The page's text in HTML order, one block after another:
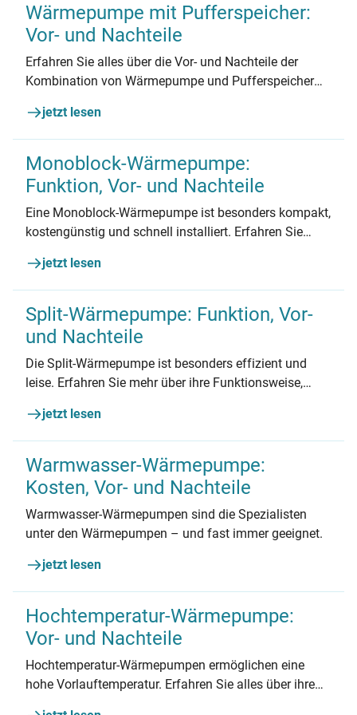
Wärmepumpe mit Pufferspeicher:
Vor- und Nachteile
Erfahren Sie alles über die Vor- und Nachteile der
Kombination von Wärmepumpe und Pufferspeicher
Gebäude ist.
jetzt lesen
Monoblock-Wärmepumpe:
Funktion, Vor- und Nachteile
Eine Monoblock-Wärmepumpe ist besonders kompakt,
kostengünstig und schnell installiert. Erfahren Sie
Nachteile im Vergleich zur Split-Bauweise.
jetzt lesen
Split-Wärmepumpe: Funktion, Vor-
und Nachteile
Die Split-Wärmepumpe ist besonders effizient und
leise. Erfahren Sie mehr über ihre Funktionsweise,
herkömmlichen Monoblock-Bauweise.
jetzt lesen
Warmwasser-Wärmepumpe:
Kosten, Vor- und Nachteile
Warmwasser-Wärmepumpen sind die Spezialisten
unter den Wärmepumpen – und fast immer geeignet.
jetzt lesen
Hochtemperatur-Wärmepumpe:
Vor- und Nachteile
Hochtemperatur-Wärmepumpen ermöglichen eine
hohe Vorlauftemperatur. Erfahren Sie alles über ihre